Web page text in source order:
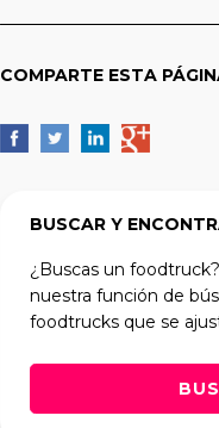
COMPARTE ESTA
BUSCAR Y
¿Buscas un
nuestra función de
foodtrucks que se